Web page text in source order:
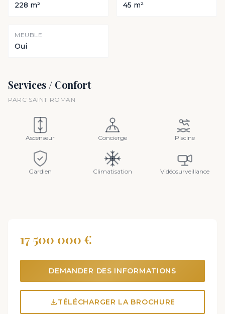
228 m² 45 m²
MEUBLE
Oui
Services / Confort
PARC SAINT ROMAN
Ascenseur Concierge Piscine
Gardien Climatisation Vidéosurveillance
17 500 000 €
DEMANDER DES INFORMATIONS
TÉLÉCHARGER LA BROCHURE